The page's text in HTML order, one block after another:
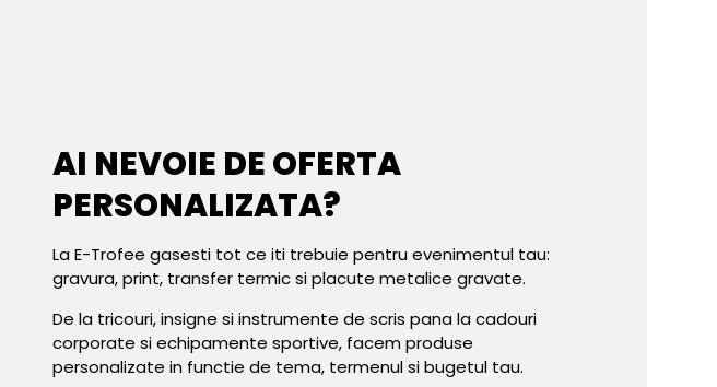
AI NEVOIE DE OFERTA
PERSONALIZATA?
La E-Trofee gasesti tot ce iti trebuie pentru evenimentul tau:
gravura, print, transfer termic si placute metalice gravate.
De la tricouri, insigne si instrumente de scris pana la cadouri
corporate si echipamente sportive, facem produse
personalizate in functie de tema, termenul si bugetul tau.